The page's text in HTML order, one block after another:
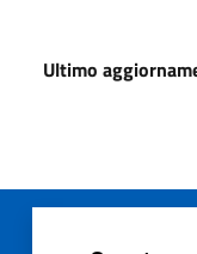
Ultimo